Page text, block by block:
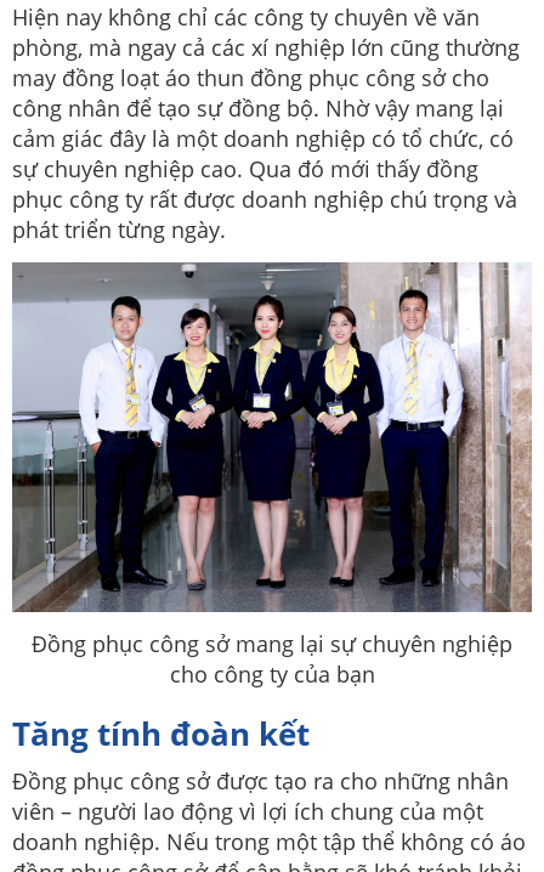
Hiện nay không chỉ các công ty chuyên về văn
phòng, mà ngay cả các xí nghiệp lớn cũng thường
may đồng loạt áo thun đồng phục công sở cho
công nhân để tạo sự đồng bộ. Nhờ vậy mang lại
cảm giác đây là một doanh nghiệp có tổ chức, có
sự chuyên nghiệp cao. Qua đó mới thấy đồng
phục công ty rất được doanh nghiệp chú trọng và
phát triển từng ngày.
Đồng phục công sở mang lại sự chuyên nghiệp
cho công ty của bạn
Tăng tính đoàn kết
Đồng phục công sở được tạo ra cho những nhân
viên – người lao động vì lợi ích chung của một
doanh nghiệp. Nếu trong một tập thể không có áo